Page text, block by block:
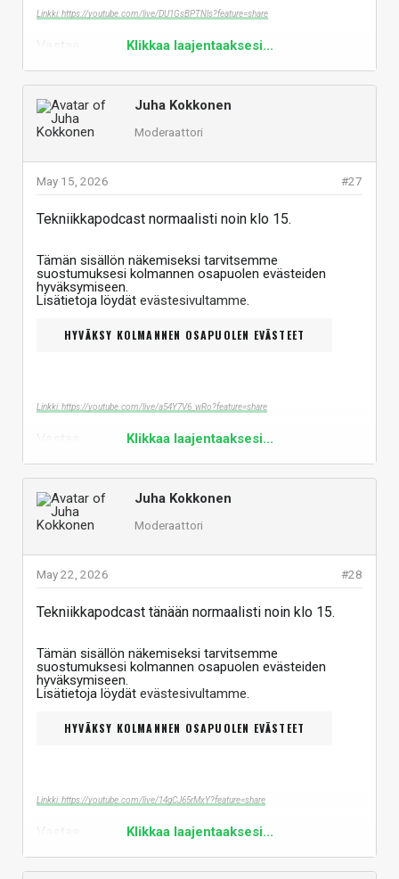
Linkki: https://youtube.com/live/DU1GsBPTNls?feature=share
Klikkaa laajentaaksesi...
Juha Kokkonen
Moderaattori
#27
May 15, 2026
Tekniikkapodcast normaalisti noin klo 15.
Tämän sisällön näkemiseksi tarvitsemme
suostumuksesi kolmannen osapuolen evästeiden
hyväksymiseen.
Lisätietoja löydät evästesivultamme
HYVÄKSY KOLMANNEN OSAPUOLEN EVÄSTEET
Linkki: https://youtube.com/live/a54Y7V6_wRo?feature=share
Klikkaa laajentaaksesi...
Juha Kokkonen
Moderaattori
#28
May 22, 2026
Tekniikkapodcast tänään normaalisti noin klo 15.
Tämän sisällön näkemiseksi tarvitsemme
suostumuksesi kolmannen osapuolen evästeiden
hyväksymiseen.
Lisätietoja löydät evästesivultamme
HYVÄKSY KOLMANNEN OSAPUOLEN EVÄSTEET
Linkki: https://youtube.com/live/14gCJ65rMxY?feature=share
Klikkaa laajentaaksesi...